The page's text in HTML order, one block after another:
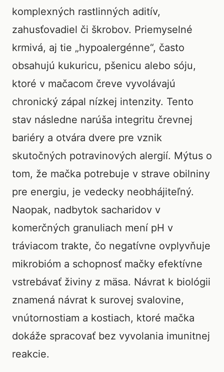
komplexných rastlinných aditív,
zahusťovadiel či škrobov. Priemyselné
krmivá, aj tie „hypoalergénne“, často
obsahujú kukuricu, pšenicu alebo sóju,
ktoré v mačacom čreve vyvolávajú
chronický zápal nízkej intenzity. Tento
stav následne narúša integritu črevnej
bariéry a otvára dvere pre vznik
skutočných potravinových alergií. Mýtus o
tom, že mačka potrebuje v strave obilniny
pre energiu, je vedecky neobhájiteľný.
Naopak, nadbytok sacharidov v
komerčných granuliach mení pH v
tráviacom trakte, čo negatívne ovplyvňuje
mikrobióm a schopnosť mačky efektívne
vstrebávať živiny z mäsa. Návrat k biológii
znamená návrat k surovej svalovine,
vnútornostiam a kostiach, ktoré mačka
dokáže spracovať bez vyvolania imunitnej
reakcie.